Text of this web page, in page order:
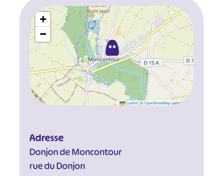
+
−
Leaflet |©OpenStreetMapcontributors
Adresse
Donjon de Moncontour
rue du Donjon